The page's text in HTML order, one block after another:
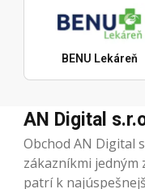
BENU Lekáreň
AN Digital
Obchod AN Digital
zákazníkmi jedným
patrí k